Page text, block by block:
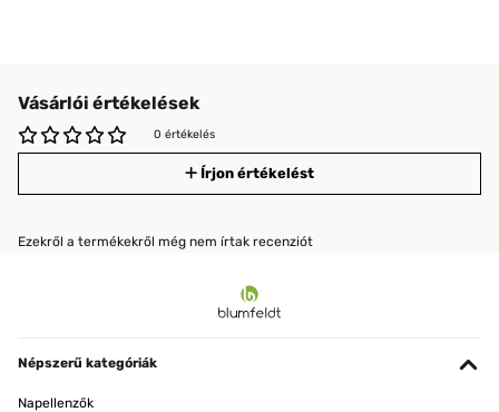
Vásárlói értékelések
0 értékelés
Írjon értékelést
Ezekről a termékekről még nem írtak recenziót
Népszerű kategóriák
Napellenzők